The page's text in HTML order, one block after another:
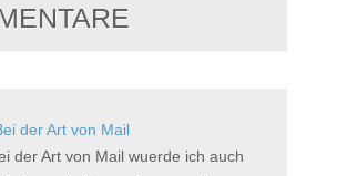
der Art von Mail
der Art von Mail wuerde ich auch